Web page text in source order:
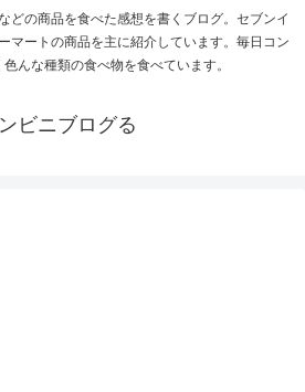
どの商品を食べた感想を書くブログ。セブンイ
マートの商品を主に紹介しています。毎日コン
んな種類の食べ物を食べています。
ビニブログる